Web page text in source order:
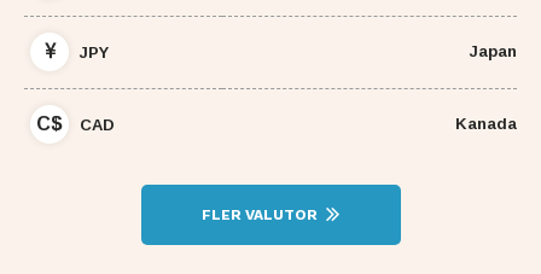
JPY Japan
C$ CAD Kanada
FLER VALUTOR